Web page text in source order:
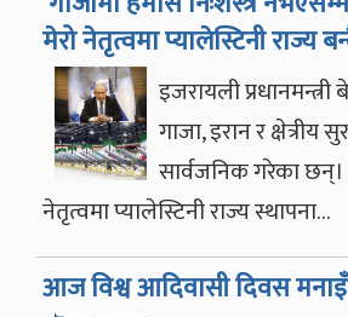
मेरो नेतृत्वमा प्यालेस्टिनी राज्य
इजरायली
गाजा, इरान र क्षेत्रीय
सार्वजनिक गरेका
नेतृत्वमा प्यालेस्टिनी राज्य स्थापना…
आज विश्व आदिवासी दिवस